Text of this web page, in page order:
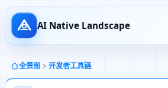
AI Native Landscape
全景图 开发者工具链